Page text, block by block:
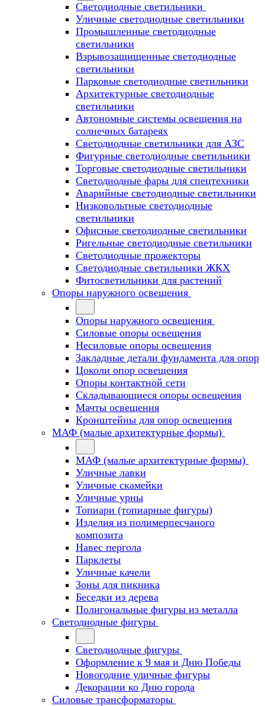
Светодиодные светильники
Уличные светодиодные светильники
Промышленные светодиодные
светильники
Взрывозащищенные светодиодные
светильники
Парковые светодиодные светильники
Архитектурные светодиодные
светильники
Автономные системы освещения на
солнечных батареях
Светодиодные светильники для АЗС
Фигурные светодиодные светильники
Торговые светодиодные светильники
Cветодиодные фары для спецтехники
Аварийные светодиодные светильники
Низковольтные светодиодные
светильники
Офисные светодиодные светильники
Ригельные светодиодные светильники
Светодиодные прожекторы
Светодиодные светильники ЖКХ
Фитосветильники для растений
Опоры наружного освещения
Опоры наружного освещения
Силовые опоры освещения
Несиловые опоры освещения
Закладные детали фундамента для опор
Цоколи опор освещения
Опоры контактной сети
Cкладывающиеся опоры освещения
Мачты освещения
Кронштейны для опор освещения
МАФ (малые архитектурные формы)
МАФ (малые архитектурные формы)
Уличные лавки
Уличные скамейки
Уличные урны
Топиари (топиарные фигуры)
Изделия из полимерпесчаного
композита
Навес пергола
Парклеты
Уличные качели
Зоны для пикника
Беседки из дерева
Полигональные фигуры из металла
Светодиодные фигуры
Светодиодные фигуры
Оформление к 9 мая и Дню Победы
Новогодние уличные фигуры
Декорации ко Дню города
Силовые трансформаторы